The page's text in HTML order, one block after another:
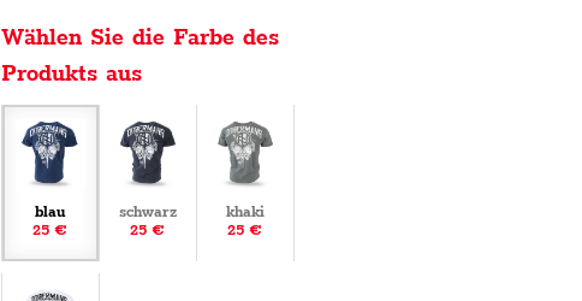
Wählen Sie die Farbe des
Produkts aus
blau
25 €
schwarz
25 €
khaki
25 €